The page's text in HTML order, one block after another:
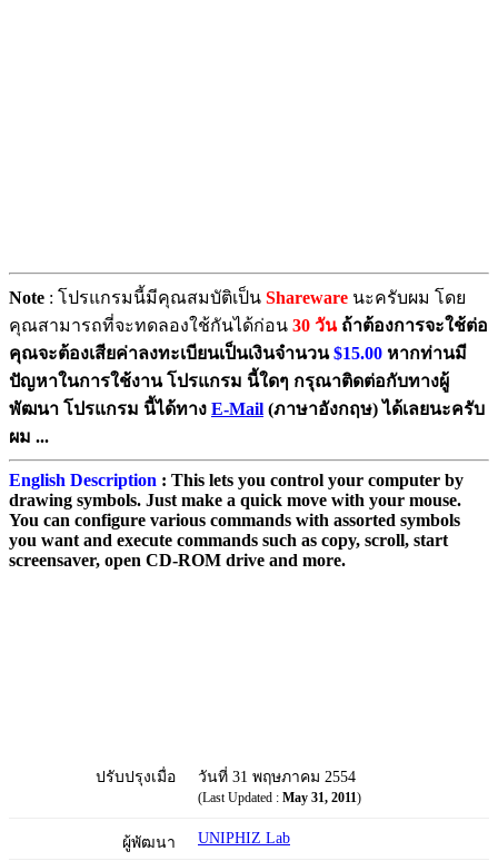
Note : โปรแกรมนี้มีคุณสมบัติเป็น Shareware นะครับผม โดย
คุณสามารถที่จะทดลองใช้กันได้ก่อน 30 วันถ้าต้องการจะใช้ต่อ
คุณจะต้องเสียค่าลงทะเบียนเป็นเงินจำนวน$15.00 หากท่านมี
ปัญหาในการใช้งาน โปรแกรม นี้ใดๆ กรุณาติดต่อกับทางผู้
พัฒนา โปรแกรม นี้ได้ทาง E-Mail (ภาษาอังกฤษ) ได้เลยนะครับ
ผม ...
English Description : This lets you control your computer by
drawing symbols. Just make a quick move with your mouse.
You can configure various commands with assorted symbols
you want and execute commands such as copy, scroll, start
screensaver, open CD-ROM drive and more.
ปรับปรุงเมื่อ วันที่ 31 พฤษภาคม 2554
(Last Updated : May 31, 2011)
ผู้พัฒนา UNIPHIZ Lab